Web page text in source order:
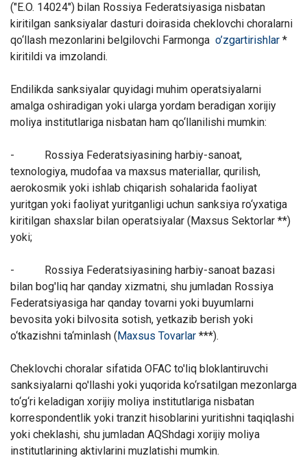
("E.O. 14024") bilan Rossiya Federatsiyasiga nisbatan
kiritilgan sanksiyalar dasturi doirasida cheklovchi choralarni
qo‘llash mezonlarini belgilovchi Farmonga o’zgartirishlar *
kiritildi va imzolandi.
Endilikda sanksiyalar quyidagi muhim operatsiyalarni
amalga oshiradigan yoki ularga yordam beradigan xorijiy
moliya institutlariga nisbatan ham qo‘llanilishi mumkin:
-
Rossiya Federatsiyasining harbiy-sanoat,
texnologiya, mudofaa va maxsus materiallar, qurilish,
aerokosmik yoki ishlab chiqarish sohalarida faoliyat
yuritgan yoki faoliyat yuritganligi uchun sanksiya ro‘yxatiga
kiritilgan shaxslar bilan operatsiyalar (Maxsus Sektorlar **)
yoki;
-
Rossiya Federatsiyasining harbiy-sanoat bazasi
bilan bog'liq har qanday xizmatni, shu jumladan Rossiya
Federatsiyasiga har qanday tovarni yoki buyumlarni
bevosita yoki bilvosita sotish, yetkazib berish yoki
o‘tkazishni ta‘minlash (Maxsus Tovarlar ***).
Cheklovchi choralar sifatida OFAC to'liq bloklantiruvchi
sanksiyalarni qo'llashi yoki yuqorida ko‘rsatilgan mezonlarga
to‘g‘ri keladigan xorijiy moliya institutlariga nisbatan
korrespondentlik yoki tranzit hisoblarini yuritishni taqiqlashi
yoki cheklashi, shu jumladan AQShdagi xorijiy moliya
institutlarining aktivlarini muzlatishi mumkin.